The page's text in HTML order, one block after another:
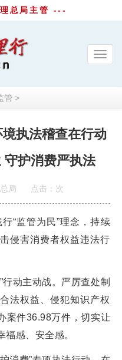
总局主管 ---
管 >
执法稽查在行动
护消费严执法
局 点击： 次
“监管为民”理念，持续
侵害消费者权益违法行
动主动战。严厉查处制
法权益、侵犯知识产权
案件36.98万件，切实让
福感、安全感。